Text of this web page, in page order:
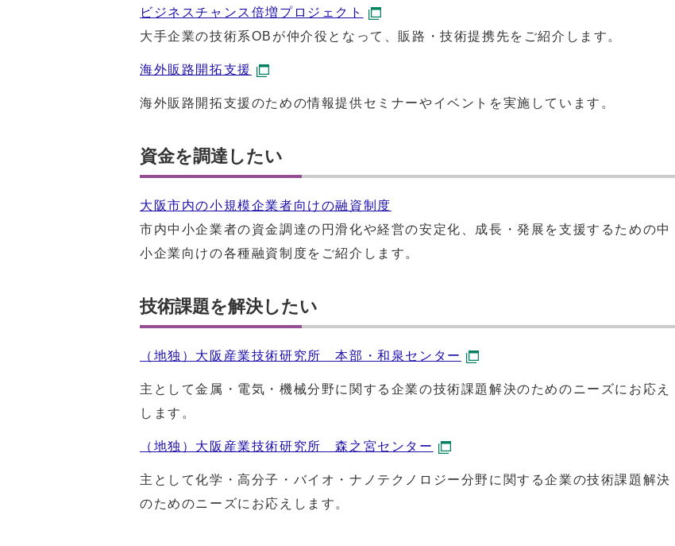
ビジネスチャンス倍増プロジェクト
大手企業の技術系OBが仲介役となって、販路・技術提携先をご紹介します。
海外販路開拓支援
海外販路開拓支援のための情報提供セミナーやイベントを実施しています。
資金を調達したい
大阪市内の小規模企業者向けの融資制度
市内中小企業者の資金調達の円滑化や経営の安定化、成長・発展を支援するための中
小企業向けの各種融資制度をご紹介します。
技術課題を解決したい
（地独）大阪産業技術研究所 本部・和泉センター
主として金属・電気・機械分野に関する企業の技術課題解決のためのニーズにお応え
します。
（地独）大阪産業技術研究所 森之宮センター
主として化学・高分子・バイオ・ナノテクノロジー分野に関する企業の技術課題解決
のためのニーズにお応えします。